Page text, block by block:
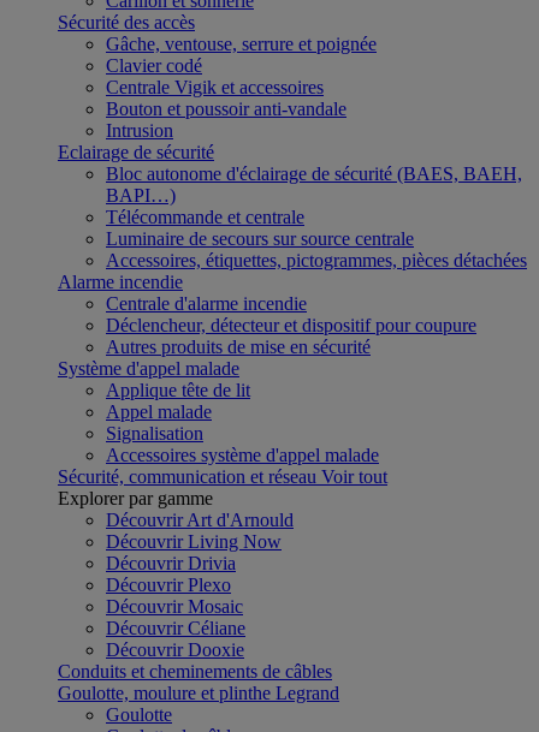
Sécurité des accès
Gâche, ventouse, serrure et poignée
Clavier codé
Centrale Vigik et accessoires
Bouton et poussoir anti-vandale
Intrusion
Eclairage de sécurité
Bloc autonome d'éclairage de sécurité (BAES, BAEH,
BAPI…)
Télécommande et centrale
Luminaire de secours sur source centrale
Accessoires, étiquettes, pictogrammes, pièces détachées
Alarme incendie
Centrale d'alarme incendie
Déclencheur, détecteur et dispositif pour coupure
Autres produits de mise en sécurité
Système d'appel malade
Applique tête de lit
Appel malade
Signalisation
Accessoires système d'appel malade
Sécurité, communication et réseau Voir tout
Explorer par gamme
Découvrir Art d'Arnould
Découvrir Living Now
Découvrir Drivia
Découvrir Plexo
Découvrir Mosaic
Découvrir Céliane
Découvrir Dooxie
Conduits et cheminements de câbles
Goulotte, moulure et plinthe Legrand
Goulotte